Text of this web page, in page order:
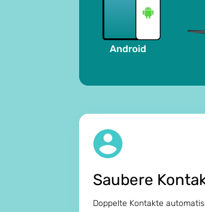
Saubere
Doppelte Kontakte